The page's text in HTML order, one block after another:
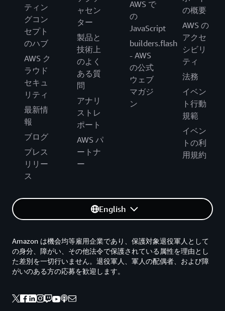
ティン
グコン
セプト
のハブ
AWS ク
ラウド
セキュ
リティ
最新情
報
ブログ
プレス
リリー
ス
ャセン
ター
製品と
技術上
のよく
ある質
問
アナリ
ストレ
ポート
AWS パ
ートナ
ー
AWS で
の
JavaScript
builders.flash
- AWS
の公式
ウェブ
マガジ
ン
の概要
AWS の
アクセ
シビリ
ティ
法務
イベン
ト行動
規範
イベン
トの利
用規約
English
Amazon は機会均等雇用企業であり、保護対象退役軍人として
の身分、障がい、その他法令で保護されている属性を理由とし
た差別を一切行いません。退役軍人、軍人の配偶者、および障
がいのある方の応募を歓迎します。